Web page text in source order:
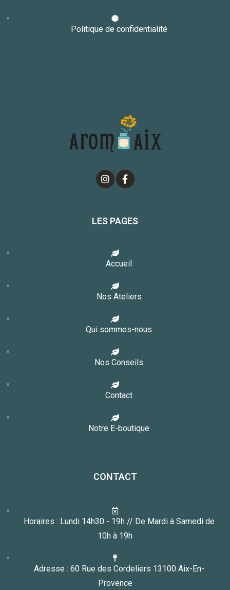
Politique de confidentialité
LES PAGES
Accueil
Nos Ateliers
Qui sommes-nous
Nos Conseils
Contact
Notre E-boutique
CONTACT
Horaires : Lundi 14h30 - 19h // De Mardi à Samedi de
10h à 19h
Adresse : 60 Rue des Cordeliers 13100 Aix-En-
Provence